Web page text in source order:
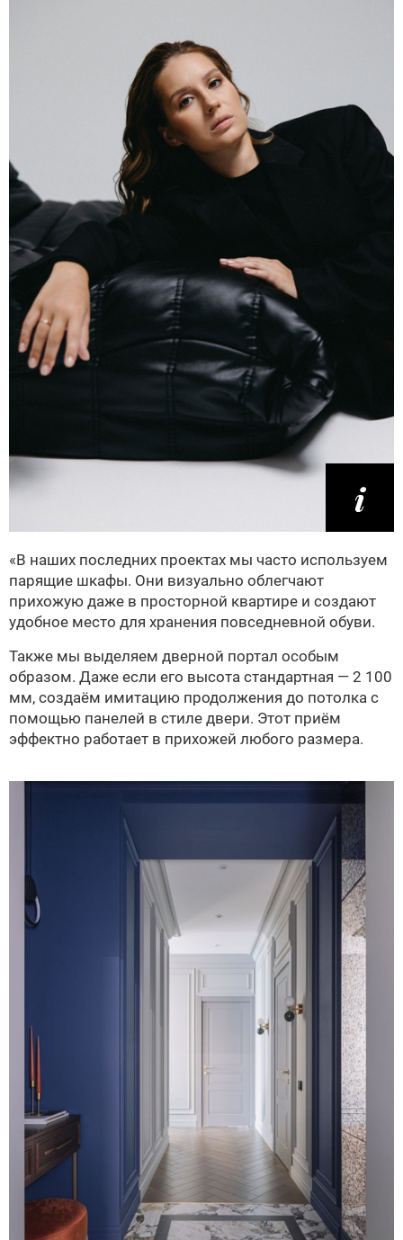
«В наших последних проектах мы часто используем
парящие шкафы. Они визуально облегчают
прихожую даже в просторной квартире и создают
удобное место для хранения повседневной обуви.
Также мы выделяем дверной портал особым
образом. Даже если его высота стандартная — 2 100
мм, создаём имитацию продолжения до потолка с
помощью панелей в стиле двери. Этот приём
эффектно работает в прихожей любого размера.